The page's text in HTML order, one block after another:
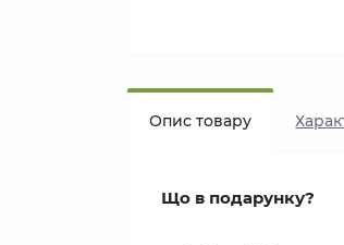
Опис товару
Що в подарунку?